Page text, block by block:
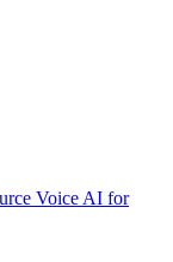
Voice AI for